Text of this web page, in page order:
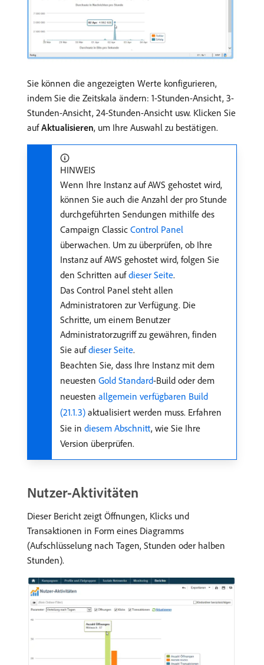
Sie können die angezeigten Werte konfigurieren,
indem Sie die Zeitskala ändern: 1-Stunden-Ansicht, 3-
Stunden-Ansicht, 24-Stunden-Ansicht usw. Klicken Sie
aufAktualisieren, um Ihre Auswahl zu bestätigen.
HINWEIS
Wenn Ihre Instanz auf AWS gehostet wird,
können Sie auch die Anzahl der pro Stunde
durchgeführten Sendungen mithilfe des
Campaign Classic Control Panel
überwachen. Um zu überprüfen, ob Ihre
Instanz auf AWS gehostet wird, folgen Sie
den Schritten aufdieser Seite.
Das Control Panel steht allen
Administratoren zur Verfügung. Die
Schritte, um einem Benutzer
Administratorzugriff zu gewähren, finden
Sie aufdieser Seite.
Beachten Sie, dass Ihre Instanz mit dem
neuesten Gold Standard-Build oder dem
neuesten allgemein verfügbaren Build
(21.1.3) aktualisiert werden muss. Erfahren
Sie in diesem Abschnitt, wie Sie Ihre
Version überprüfen.
Nutzer-Aktivitäten
Dieser Bericht zeigt Öffnungen, Klicks und
Transaktionen in Form eines Diagramms
(Aufschlüsselung nach Tagen, Stunden oder halben
Stunden).